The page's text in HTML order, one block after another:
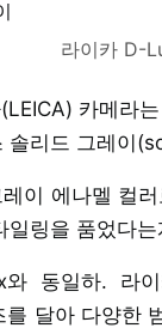
라이카 D-
카메라
솔리드 그레이
이 에나멜 컬
일링을 품었다
동일하. 라
달아 다양한